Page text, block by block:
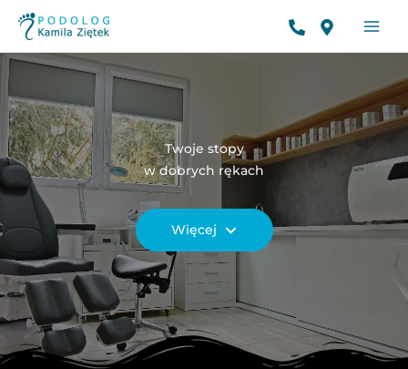
Przejdź
treści
Twoje stopy
w dobrych rękach
Więcej